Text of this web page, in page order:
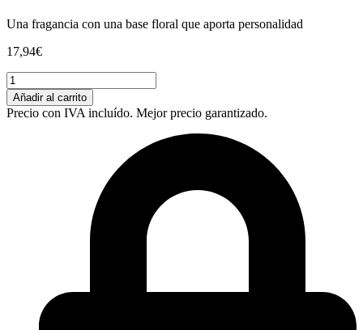
Una fragancia con una base floral que aporta personalidad
17,94€
ARTERO
PERFUME
VIOLET
90ML
Añadir al carrito
Precio con IVA incluído. Mejor precio garantizado.